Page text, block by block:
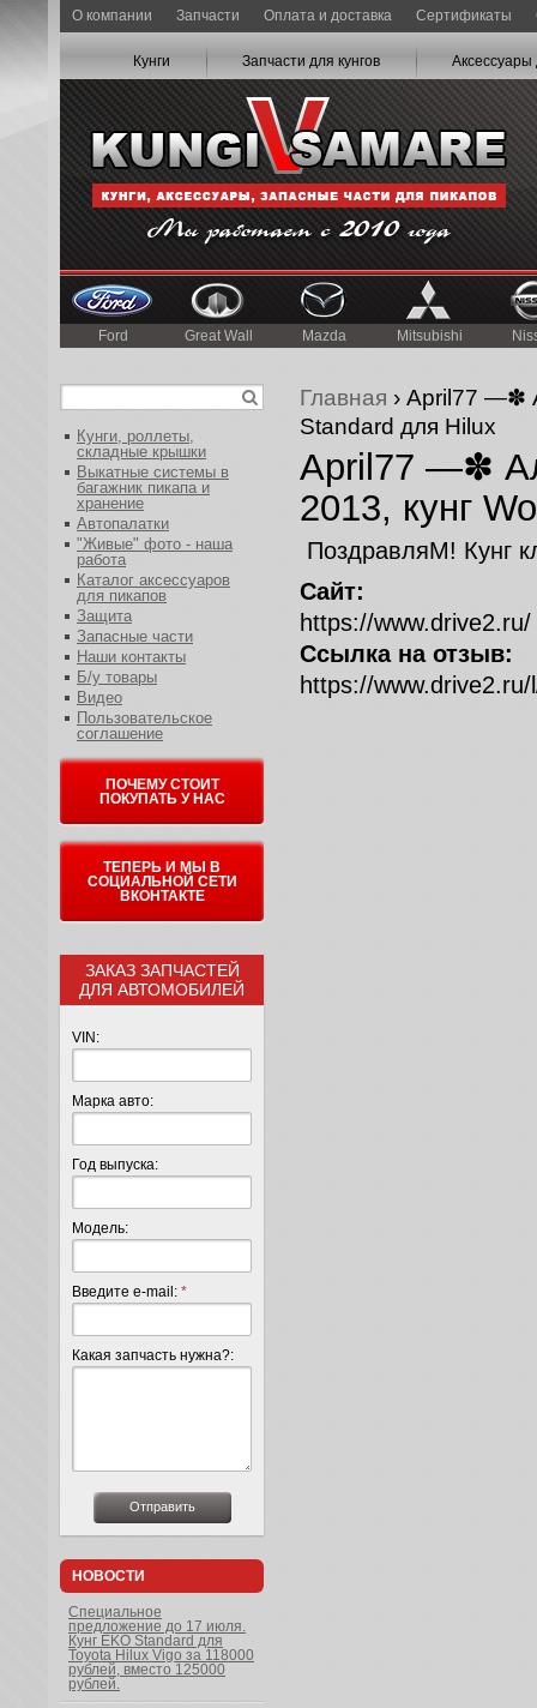
О компании Запчасти Оплата и доставка Сертификаты
Кунги Запчасти для кунгов Аксессуары
Ford Great Wall Mazda Mitsubishi
Главная › April77 —✽
Standard для Hilux
April77 —✽
2013, кунг
ПоздравляМ! Кунг
Сайт:
https://www.drive2.ru/
Ссылка на отзыв:
https://
Кунги, роллеты,
складные крышки
Выкатные системы в
багажник пикапа и
хранение
Автопалатки
"Живые" фото - наша
работа
Каталог аксессуаров
для пикапов
Защита
Запасные части
Наши контакты
Б/у товары
Видео
Пользовательское
соглашение
ПОЧЕМУ СТОИТ
ПОКУПАТЬ У НАС
ТЕПЕРЬ И МЫ В
СОЦИАЛЬНОЙ СЕТИ
ВКОНТАКТЕ
ЗАКАЗ ЗАПЧАСТЕЙ
ДЛЯ АВТОМОБИЛЕЙ
VIN:
Марка авто:
Год выпуска:
Модель:
Введите e-mail: *
Какая запчасть нужна?:
НОВОСТИ
Специальное
предложение до 17 июля.
Кунг EKO Standard для
Toyota Hilux Vigo за 118000
рублей, вместо 125000
рублей.